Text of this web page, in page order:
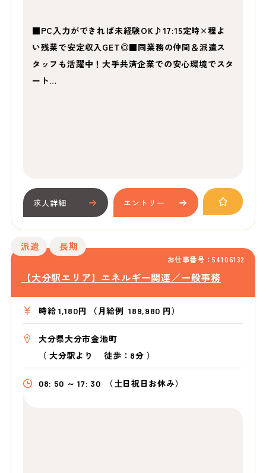
■PC入力ができれば未経験OK♪17:15定時×程よ
い残業で安定収入GET◎■同業務の仲間＆派遣ス
タッフも活躍中！大手共済企業での安心環境でスタ
ート…
求人詳細 エントリー
お仕事番号：54106132
派遣 長期
【大分駅エリア】エネルギー関連／一般事務
時給 1,180円 （月給例 189,980 円）
大分県大分市金池町
（大分駅より徒歩：8分 ）
08: 50 ～ 17: 30 （土日祝日お休み）